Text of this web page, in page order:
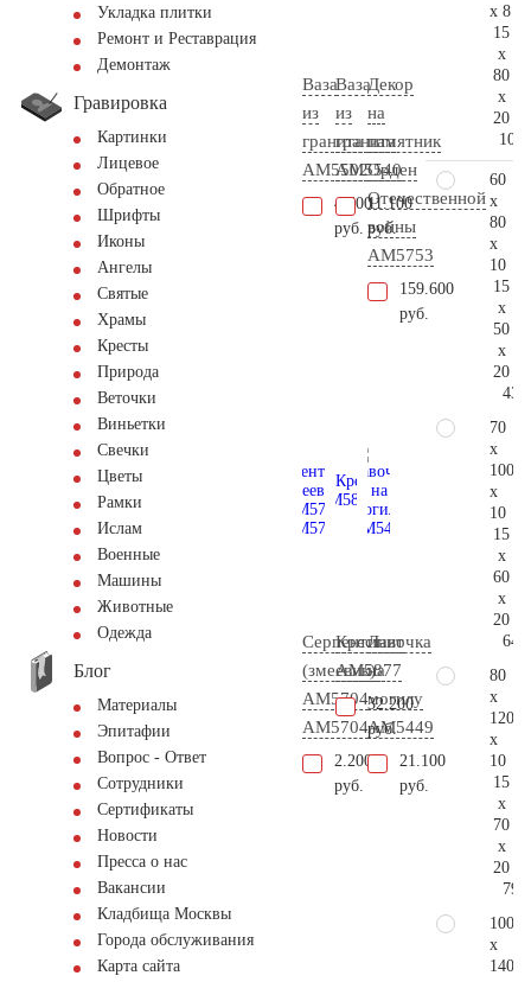
Укладка плитки
Ремонт и Реставрация
Демонтаж
Гравировка
Картинки
Лицевое
Обратное
Шрифты
Иконы
Ангелы
Святые
Храмы
Кресты
Природа
Веточки
Виньетки
Свечки
Цветы
Рамки
Ислам
Военные
Машины
Животные
Одежда
Блог
Материалы
Эпитафии
Вопрос - Ответ
Сотрудники
Сертификаты
Новости
Пресса о нас
Вакансии
Кладбища Москвы
Города обслуживания
Карта сайта
Ваза
из
гранита
AM5502
4.600
руб.
Ваза
из
гранита
AM5540
11.100
руб.
Декор
на
памятник
Орден
Отечественной
войны
AM5753
159.600
руб.
Серпентинит
(змеевик)
АМ5704
AM5704
2.200
руб.
Крест
AM5877
32.200
руб.
Лавочка
на
могилу
AM5449
21.100
руб.
x 8
15
x
80
x
20
60
x
80
x
10
15
x
50
x
20
70
x
100
x
10
15
x
60
x
20
80
x
120
x
10
15
x
70
x
20
100
x
140